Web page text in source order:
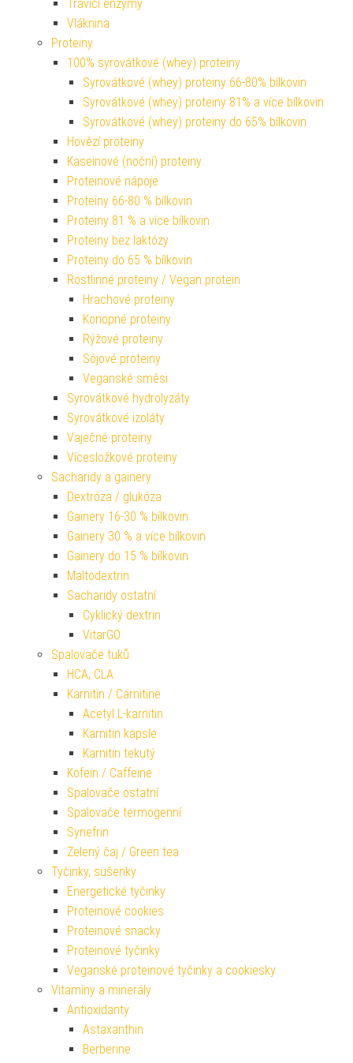
Trávicí enzymy
Vláknina
Proteiny
100% syrovátkové (whey) proteiny
Syrovátkové (whey) proteiny 66-80% bílkovin
Syrovátkové (whey) proteiny 81% a více bílkovin
Syrovátkové (whey) proteiny do 65% bílkovin
Hovězí proteiny
Kaseinové (noční) proteiny
Proteinové nápoje
Proteiny 66-80 % bílkovin
Proteiny 81 % a více bílkovin
Proteiny bez laktózy
Proteiny do 65 % bílkovin
Rostlinné proteiny / Vegan protein
Hrachové proteiny
Konopné proteiny
Rýžové proteiny
Sójové proteiny
Veganské směsi
Syrovátkové hydrolyzáty
Syrovátkové izoláty
Vaječné proteiny
Vícesložkové proteiny
Sacharidy a gainery
Dextróza / glukóza
Gainery 16-30 % bílkovin
Gainery 30 % a více bílkovin
Gainery do 15 % bílkovin
Maltodextrin
Sacharidy ostatní
Cyklický dextrin
VitarGO
Spalovače tuků
HCA, CLA
Karnitin / Carnitine
Acetyl L-karnitin
Karnitin kapsle
Karnitin tekutý
Kofein / Caffeine
Spalovače ostatní
Spalovače termogenní
Synefrin
Zelený čaj / Green tea
Tyčinky, sušenky
Energetické tyčinky
Proteinové cookies
Proteinové snacky
Proteinové tyčinky
Veganské proteinové tyčinky a cookiesky
Vitamíny a minerály
Antioxidanty
Astaxanthin
Berberine